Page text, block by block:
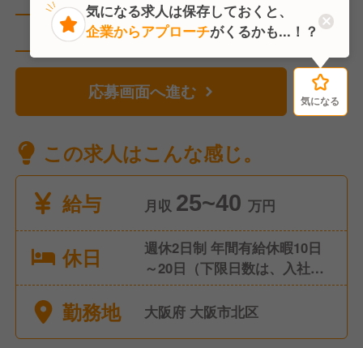
直近10人がこの求人を検討中
応募画面へ進む 気になる
この求人はこんな感じ。
給与
月収 25~40 万円
休日
週休2日制 年間有給休暇10日
～20日（下限日数は、入社半
年経過後の付与日数となりま
す） 特別休暇（慶弔/産前･産
勤務地 大阪府 大阪市北区
気になる
気になる求人は保存しておくと、
企業からアプローチがくるかも...！？